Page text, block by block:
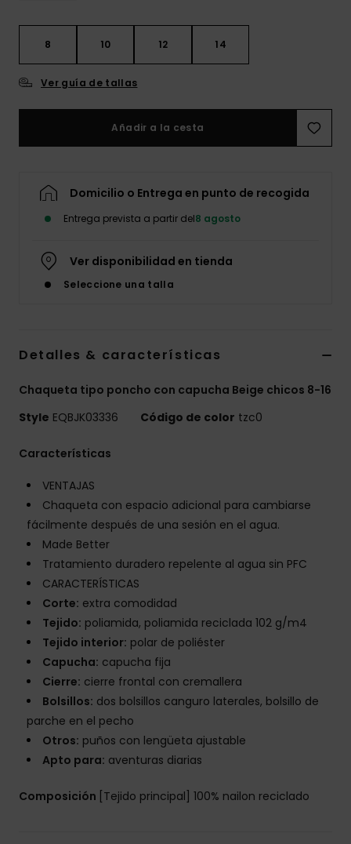
8 10 12 14
Ver guía de tallas
Añadir a la cesta
Domicilio o Entrega en punto de recogida
Entrega prevista a partir del8 agosto
Ver disponibilidad en tienda
Seleccione una talla
Detalles & características
Chaqueta tipo poncho con capucha Beige chicos 8-16
Style EQBJK03336 Código de color tzc0
Características
VENTAJAS
Chaqueta con espacio adicional para cambiarse
fácilmente después de una sesión en el agua.
Made Better
Tratamiento duradero repelente al agua sin PFC
CARACTERÍSTICAS
Corte: extra comodidad
Tejido: poliamida, poliamida reciclada 102 g/m4
Tejido interior: polar de poliéster
Capucha: capucha fija
Cierre: cierre frontal con cremallera
Bolsillos: dos bolsillos canguro laterales, bolsillo de
parche en el pecho
Otros: puños con lengüeta ajustable
Apto para: aventuras diarias
Composición [Tejido principal] 100% nailon reciclado